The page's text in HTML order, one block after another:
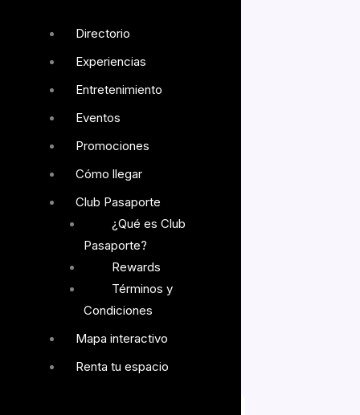
Directorio
Experiencias
Entretenimiento
Eventos
Promociones
Cómo llegar
Club Pasaporte
¿Qué es Club
Pasaporte?
Rewards
Términos y
Condiciones
Mapa interactivo
Renta tu espacio
Legal
Bolsa de trabajo